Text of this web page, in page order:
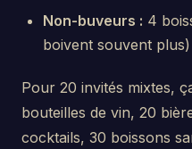
Non-buveurs : 4
boivent souvent plus)
Pour 20 invités mixtes,
bouteilles de vin, 20
cocktails, 30 boissons